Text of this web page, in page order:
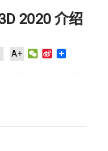
2020 介绍
A+ WeChat
Sina